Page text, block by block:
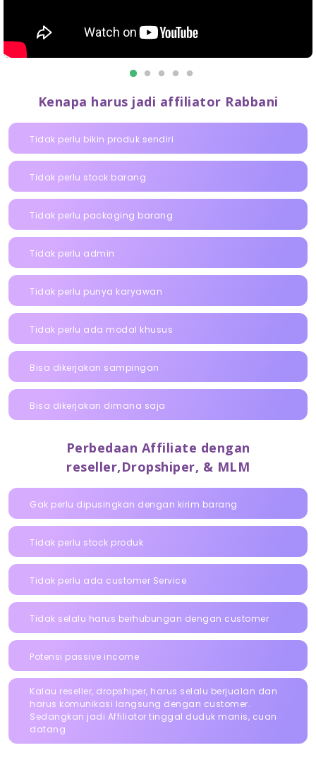
Kenapa harus jadi affiliator Rabbani
Tidak perlu bikin produk sendiri
Tidak perlu stock barang
Tidak perlu packaging barang
Tidak perlu admin
Tidak perlu punya karyawan
Tidak perlu ada modal khusus
Bisa dikerjakan sampingan
Bisa dikerjakan dimana saja
Perbedaan Affiliate dengan
reseller,Dropshiper, & MLM
Gak perlu dipusingkan dengan kirim barang
Tidak perlu stock produk
Tidak perlu ada customer Service
Tidak selalu harus berhubungan dengan customer
Potensi passive income
Kalau reseller, dropshiper, harus selalu berjualan dan
harus komunikasi langsung dengan customer.
Sedangkan jadi Affiliator tinggal duduk manis, cuan
datang